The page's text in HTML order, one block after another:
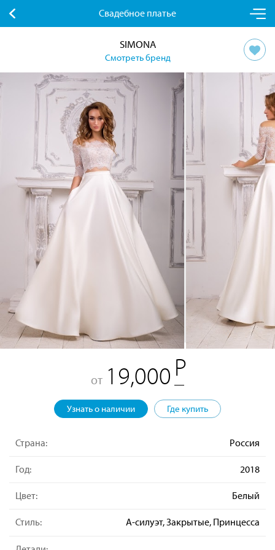
Свадебное платье
SIMONA
Смотреть бренд
от 19,000
Узнать о наличии Где купить
Страна: Россия
Год: 2018
Цвет: Белый
Стиль: А-силуэт, Закрытые, Принцесса